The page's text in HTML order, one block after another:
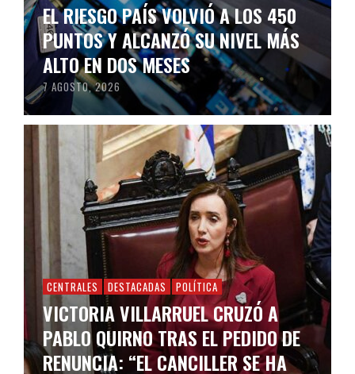
EL RIESGO PAÍS VOLVIÓ A LOS 450
PUNTOS Y ALCANZÓ SU NIVEL MÁS
ALTO EN DOS MESES
7 AGOSTO, 2026
CENTRALES DESTACADAS POLÍTICA
VICTORIA VILLARRUEL CRUZÓ A
PABLO QUIRNO TRAS EL PEDIDO DE
RENUNCIA: “EL CANCILLER SE HA